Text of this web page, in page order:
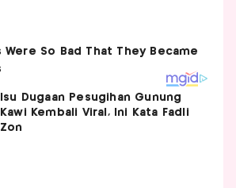
Isu Dugaan Pesugihan Gunung
Kawi Kembali Viral, Ini Kata Fadli
Zon